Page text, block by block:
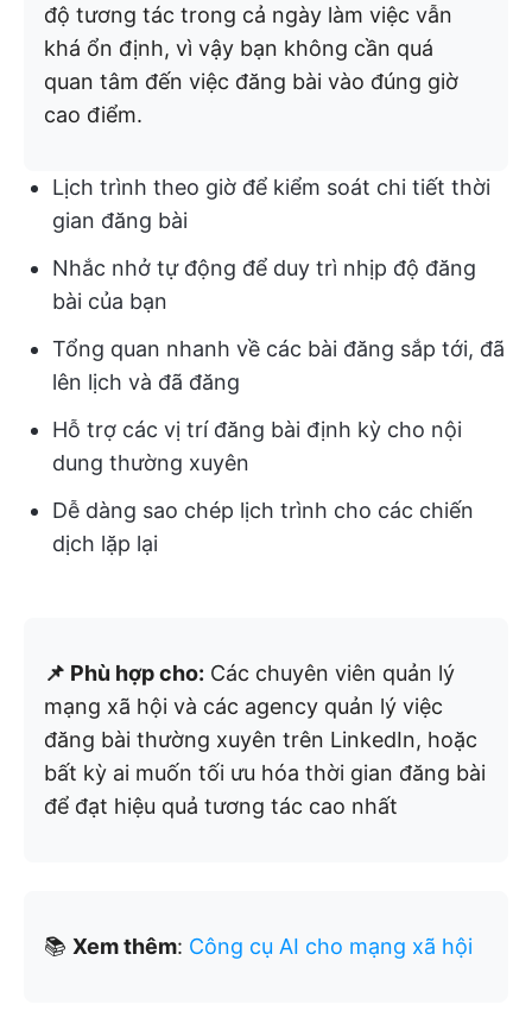
độ tương tác trong cả ngày làm việc vẫn
khá ổn định, vì vậy bạn không cần quá
quan tâm đến việc đăng bài vào đúng giờ
cao điểm.
Lịch trình theo giờ để kiểm soát chi tiết thời
gian đăng bài
Nhắc nhở tự động để duy trì nhịp độ đăng
bài của bạn
Tổng quan nhanh về các bài đăng sắp tới, đã
lên lịch và đã đăng
Hỗ trợ các vị trí đăng bài định kỳ cho nội
dung thường xuyên
Dễ dàng sao chép lịch trình cho các chiến
dịch lặp lại
📌 Phù hợp cho: Các chuyên viên quản lý
mạng xã hội và các agency quản lý việc
đăng bài thường xuyên trên LinkedIn, hoặc
bất kỳ ai muốn tối ưu hóa thời gian đăng bài
để đạt hiệu quả tương tác cao nhất
📚 Xem thêm: Công cụ AI cho mạng xã hội